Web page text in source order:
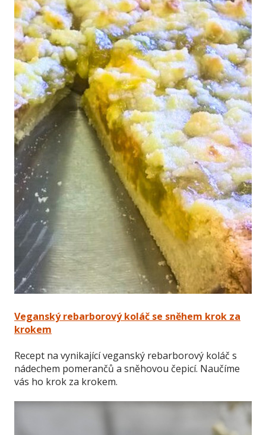
Veganský rebarborový koláč se sněhem krok za
krokem
Recept na vynikající veganský rebarborový koláč s
nádechem pomerančů a sněhovou čepicí. Naučíme
vás ho krok za krokem.